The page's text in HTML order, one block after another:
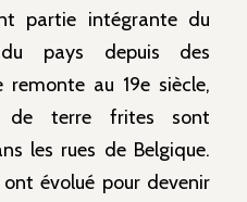
partie intégrante du
pays depuis des
remonte au 19e siècle,
de terre frites sont
les rues de Belgique.
évolué pour devenir